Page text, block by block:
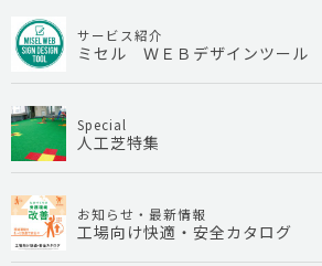
サービス紹介
ミセル ＷＥＢデザインツール
Special
人工芝特集
お知らせ・最新情報
工場向け快適・安全カタログ